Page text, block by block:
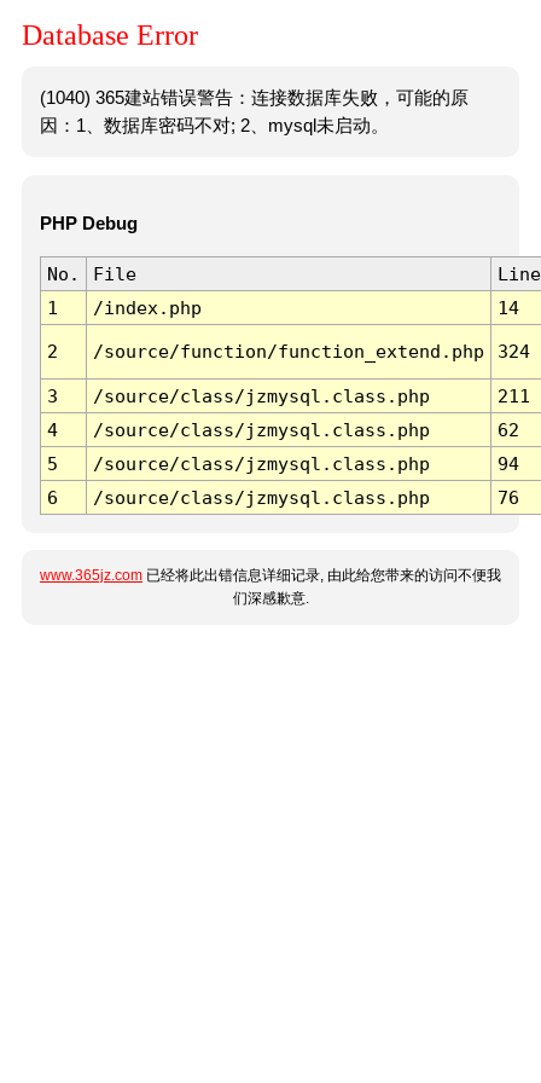
Database Error
(1040) 365建站错误警告：连接数据库失败，可能的原
因：1、数据库密码不对; 2、mysql未启动。
PHP Debug
No. File
Line
1
/index.php 14
2 /source/function/function_extend.php 324
3 /source/class/jzmysql.class.php
211
4
/source/class/jzmysql.class.php
62
5
/source/class/jzmysql.class.php
94
6
/source/class/jzmysql.class.php 76
www.365jz.com 已经将此出错信息详细记录, 由此给您带来的访问不便我
们深感歉意.